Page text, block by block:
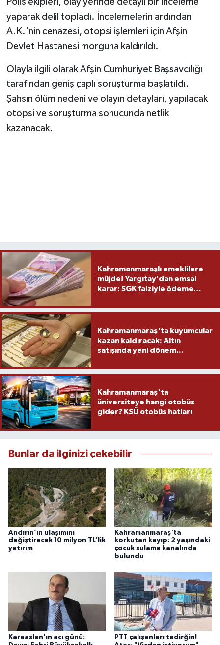
Polis ekipleri, olay yerinde detaylı bir inceleme
yaparak delil topladı. İncelemelerin ardından
A.K.'nin cenazesi, otopsi işlemleri için Afşin
Devlet Hastanesi morguna kaldırıldı.
Olayla ilgili olarak Afşin Cumhuriyet Başsavcılığı
tarafından geniş çaplı soruşturma başlatıldı.
Şahsın ölüm nedeni ve olayın detayları, yapılacak
otopsi ve soruşturma sonucunda netlik
kazanacak.
Kahramanmaraşlı emeklilere
müjde! Yargıtay’dan emsal
karar: SGK faiziyle ödeme
Kahramanmaraş'ta kuyumcular
kazan kaldıracak: Altın
satışında yeni dönem...
Kahramanmaraş'ta
üniversiteye hangi otobüs
gider? KSÜ otobüs hatları
Bunlar da ilginizi çekebilir
Andırın’ın ulaşımını
değiştirecek 10 milyon TL’lik
yatırım
Kahramanmaraş'ta
korkutan kayıp: 2 yaşındaki
çocuk sulama kanalında
bulundu
Karaaslan'ın acı günü:
PTT çalışanları tedirğin!